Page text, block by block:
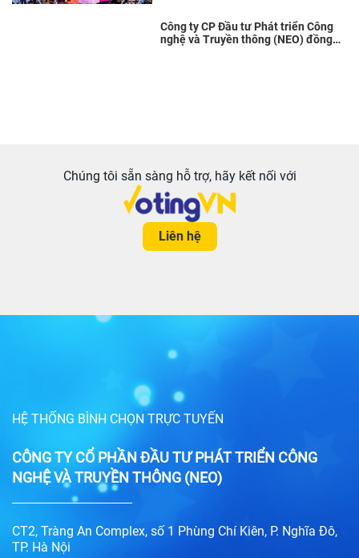
Công ty CP Đầu tư Phát triển Công
nghệ và Truyền thông (NEO) đồng
Chúng tôi sẵn sàng hỗ trợ, hãy kết nối với
Liên hệ
HỆ THỐNG BÌNH CHỌN TRỰC TUYẾN
NGHỆ VÀ TRUYỀN THÔNG (NEO)